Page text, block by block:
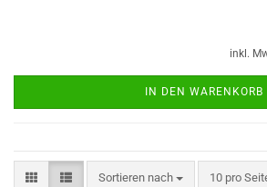
IN DEN WARENKORB
Sortieren nach 10 pro